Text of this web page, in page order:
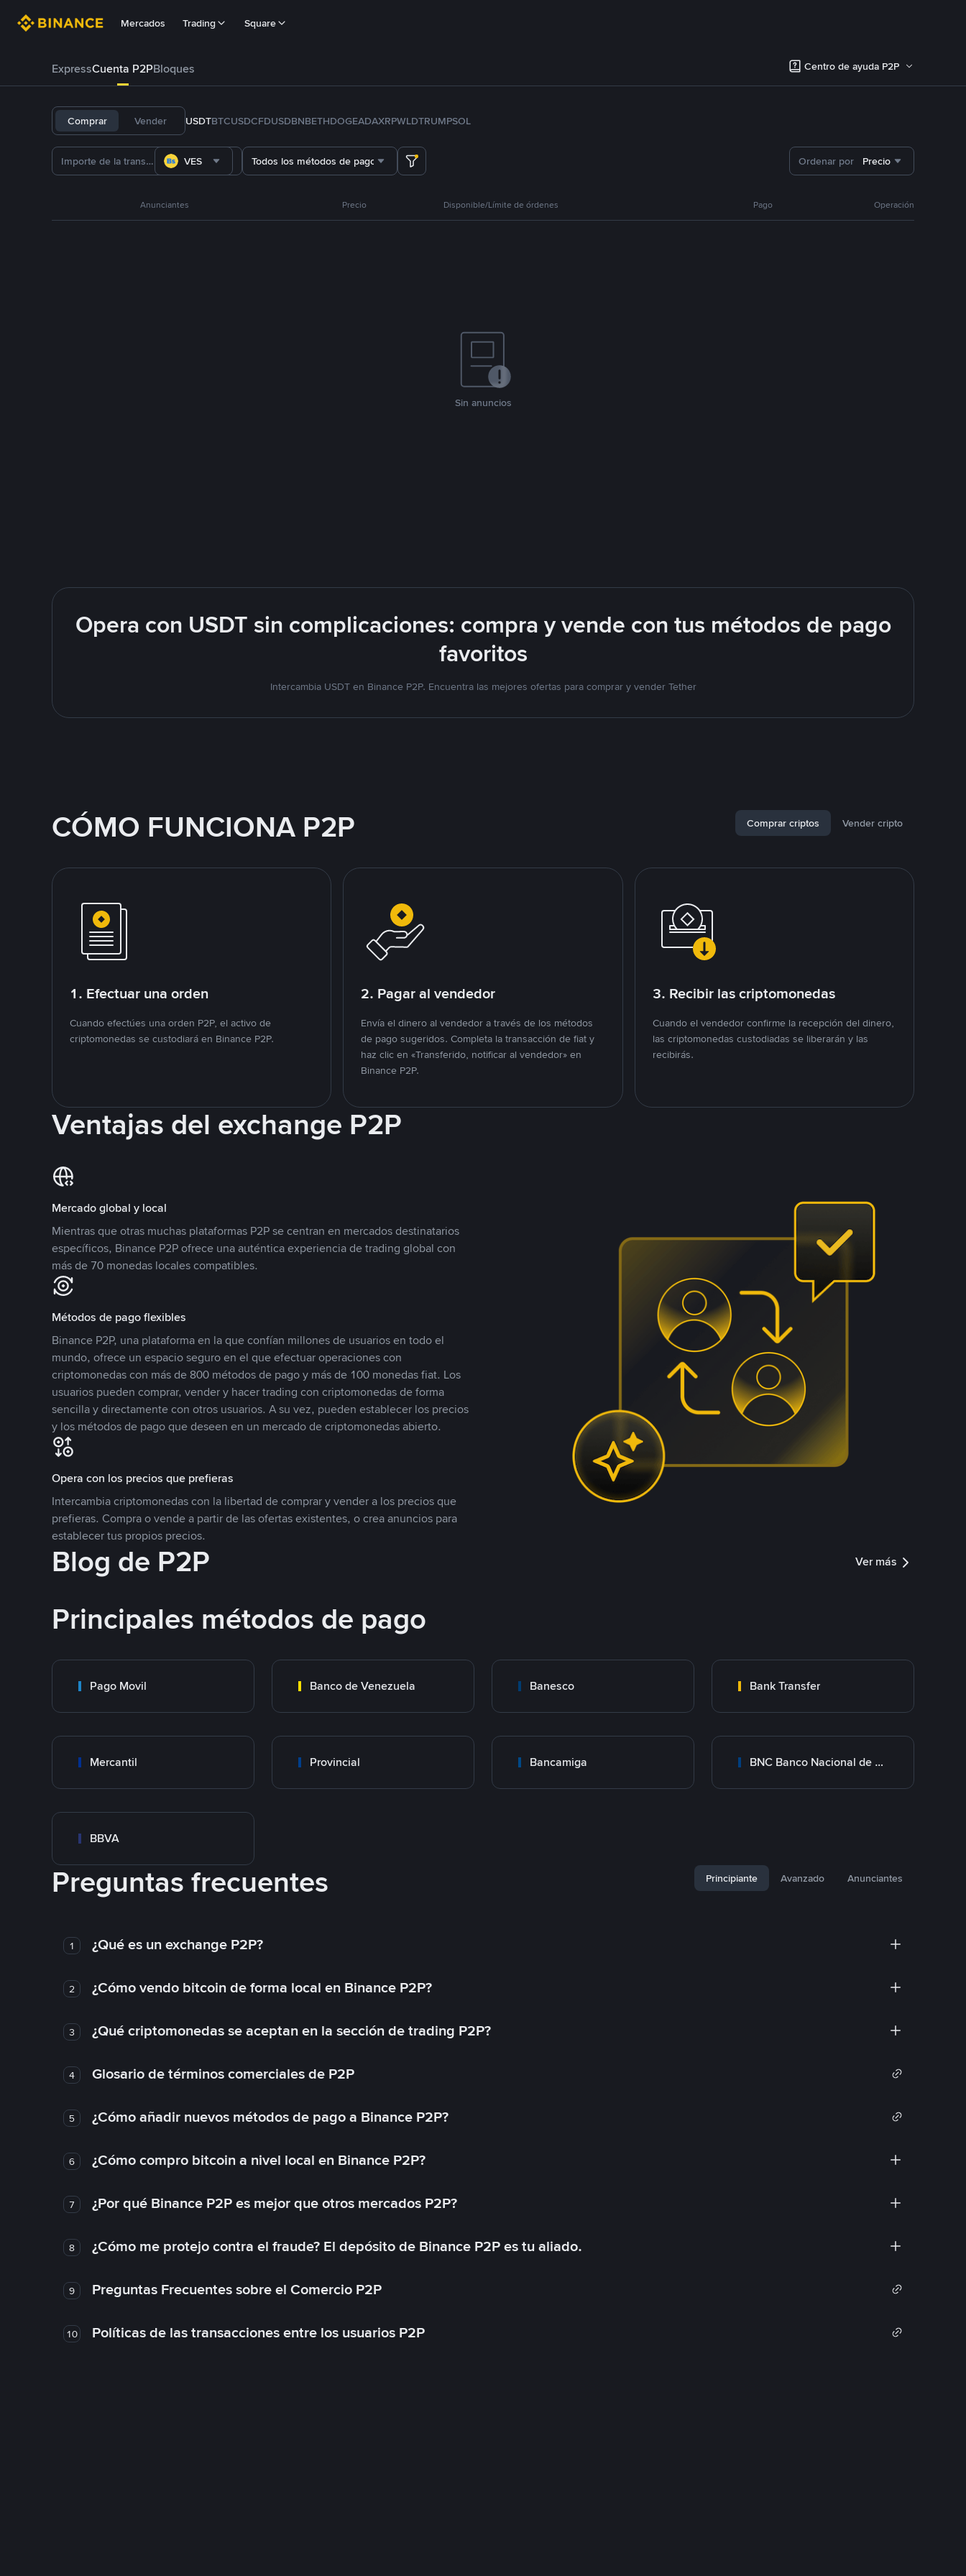
Mercados Trading Square
ExpressCuenta P2PBloques Centro de ayuda P2P
Comprar Vender USDTBTCUSDCFDUSDBNBETHDOGEADAXRPWLDTRUMPSOL
VES Todos los métodos de pago Ordenar por Precio
Anunciantes Precio Disponible/Límite de órdenes Pago Operación
Sin anuncios
Opera con USDT sin complicaciones: compra y vende con tus métodos de pago
favoritos
Intercambia USDT en Binance P2P. Encuentra las mejores ofertas para comprar y vender Tether
CÓMO FUNCIONA P2P Comprar criptos Vender cripto
1. Efectuar una orden
Cuando efectúes una orden P2P, el activo de
criptomonedas se custodiará en Binance P2P.
2. Pagar al vendedor
Envía el dinero al vendedor a través de los métodos
de pago sugeridos. Completa la transacción de fiat y
haz clic en «Transferido, notificar al vendedor» en
Binance P2P.
3. Recibir las criptomonedas
Cuando el vendedor confirme la recepción del dinero,
las criptomonedas custodiadas se liberarán y las
recibirás.
Ventajas del exchange P2P
Mercado global y local
Mientras que otras muchas plataformas P2P se centran en mercados destinatarios
específicos, Binance P2P ofrece una auténtica experiencia de trading global con
más de 70 monedas locales compatibles.
Métodos de pago flexibles
Binance P2P, una plataforma en la que confían millones de usuarios en todo el
mundo, ofrece un espacio seguro en el que efectuar operaciones con
criptomonedas con más de 800 métodos de pago y más de 100 monedas fiat. Los
usuarios pueden comprar, vender y hacer trading con criptomonedas de forma
sencilla y directamente con otros usuarios. A su vez, pueden establecer los precios
y los métodos de pago que deseen en un mercado de criptomonedas abierto.
Opera con los precios que prefieras
Intercambia criptomonedas con la libertad de comprar y vender a los precios que
prefieras. Compra o vende a partir de las ofertas existentes, o crea anuncios para
establecer tus propios precios.
Blog de P2P Ver más
Principales métodos de pago
Pago Movil Banco de Venezuela Banesco Bank Transfer
Mercantil Provincial Bancamiga BNC Banco Nacional de Crédito
BBVA
Preguntas frecuentes Principiante Avanzado Anunciantes
1 ¿Qué es un exchange P2P?
2 ¿Cómo vendo bitcoin de forma local en Binance P2P?
3 ¿Qué criptomonedas se aceptan en la sección de trading P2P?
4 Glosario de términos comerciales de P2P
5 ¿Cómo añadir nuevos métodos de pago a Binance P2P?
6 ¿Cómo compro bitcoin a nivel local en Binance P2P?
7 ¿Por qué Binance P2P es mejor que otros mercados P2P?
8 ¿Cómo me protejo contra el fraude? El depósito de Binance P2P es tu aliado.
9 Preguntas Frecuentes sobre el Comercio P2P
10 Políticas de las transacciones entre los usuarios P2P